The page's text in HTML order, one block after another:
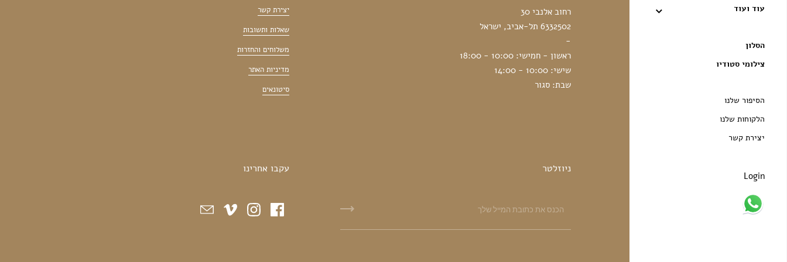
עוד ועוד
הסלון
צילומי סטודיו
הסיפור שלנו
הלקוחות שלנו
יצירת קשר
Login
רחוב אלנבי 30
6332502 תל-אביב, ישראל
-
ראשון - חמישי: 10:00 - 18:00
שישי: 10:00 - 14:00
שבת: סגור
יצירת קשר
שאלות ותשובות
משלוחים והחזרות
מדיניות האתר
סיטונאים
ניוזלטר עקבו אחרינו